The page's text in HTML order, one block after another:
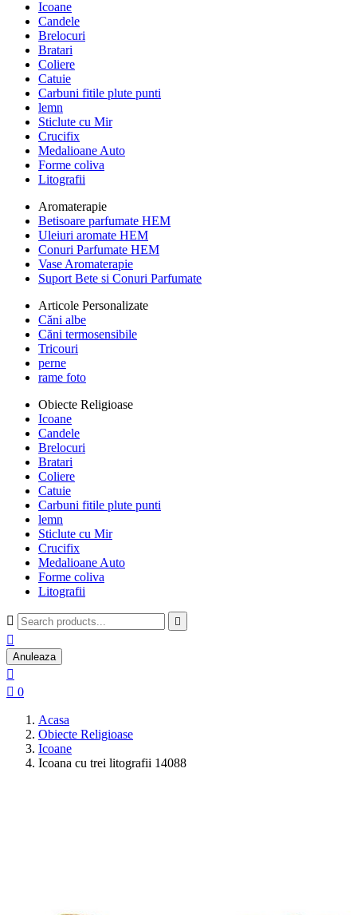
Icoane
Candele
Brelocuri
Bratari
Coliere
Catuie
Carbuni fitile plute punti
lemn
Sticlute cu Mir
Crucifix
Medalioane Auto
Forme coliva
Litografii
Aromaterapie
Betisoare parfumate HEM
Uleiuri aromate HEM
Conuri Parfumate HEM
Vase Aromaterapie
Suport Bete si Conuri Parfumate
Articole Personalizate
Căni albe
Căni termosensibile
Tricouri
perne
rame foto
Obiecte Religioase
Icoane
Candele
Brelocuri
Bratari
Coliere
Catuie
Carbuni fitile plute punti
lemn
Sticlute cu Mir
Crucifix
Medalioane Auto
Forme coliva
Litografii
 

Anuleaza

 0
Acasa
Obiecte Religioase
Icoane
Icoana cu trei litografii 14088